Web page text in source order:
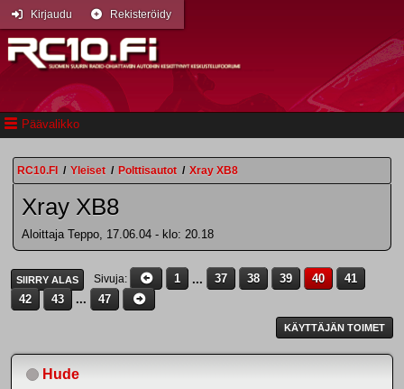
Päävalikko
Kirjaudu Rekisteröidy
RC10.FI / Yleiset / Polttisautot / Xray XB8
Xray XB8
Aloittaja Teppo, 17.06.04 - klo: 20.18
SIIRRY ALAS Sivuja 1 ... 37 38 39 40
41
42
43 ... 47
KÄYTTÄJÄN TOIMET
Hude